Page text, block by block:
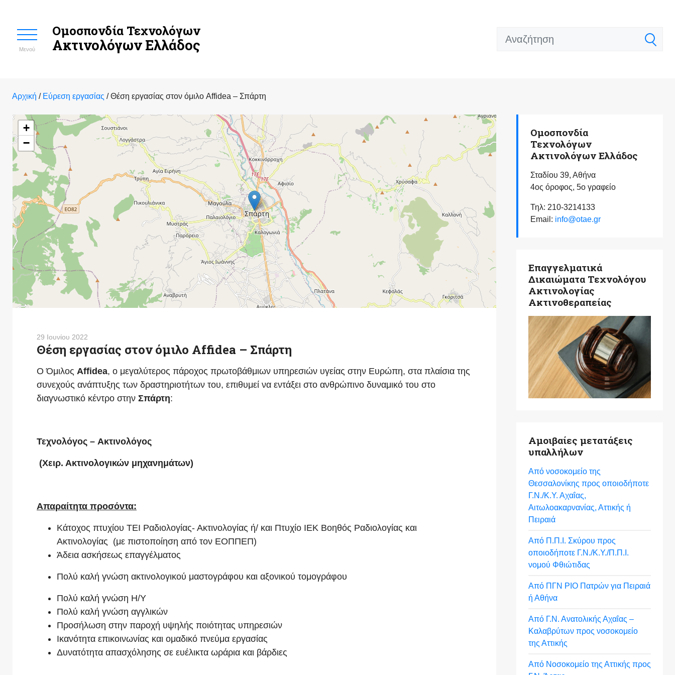
Μενού
Ομοσπονδία Τεχνολόγων
Ακτινολόγων Ελλάδος
Αρχική / Εύρεση εργασίας /Θέση εργασίας στον όμιλο Affidea – Σπάρτη
+
−
29 Ιουνίου 2022
Θέση εργασίας στον όμιλο Affidea – Σπάρτη
O Όμιλος Affidea, o μεγαλύτερος πάροχος πρωτοβάθμιων υπηρεσιών υγείας στην Ευρώπη, στα πλαίσια της
συνεχούς ανάπτυξης των δραστηριοτήτων του, επιθυμεί να εντάξει στο ανθρώπινο δυναμικό του στο
διαγνωστικό κέντρο στην Σπάρτη:
Τεχνολόγος – Aκτινολόγος
(Χειρ. Ακτινολογικών μηχανημάτων)
Απαραίτητα προσόντα:
Κάτοχος πτυχίου ΤΕΙ Ραδιολογίας- Ακτινολογίας ή/ και Πτυχίο ΙΕΚ Βοηθός Ραδιολογίας και
Ακτινολογίας (με πιστοποίηση από τον ΕΟΠΠΕΠ)
Άδεια ασκήσεως επαγγέλματος
Πολύ καλή γνώση ακτινολογικού μαστογράφου και αξονικού τομογράφου
Πολύ καλή γνώση Η/Υ
Πολύ καλή γνώση αγγλικών
Προσήλωση στην παροχή υψηλής ποιότητας υπηρεσιών
Ικανότητα επικοινωνίας και ομαδικό πνεύμα εργασίας
Δυνατότητα απασχόλησης σε ευέλικτα ωράρια και βάρδιες
Ομοσπονδία
Τεχνολόγων
Ακτινολόγων Ελλάδος
Σταδίου 39, Αθήνα
4ος όροφος, 5ο γραφείο
Τηλ: 210-3214133
Email: info@otae.gr
Επαγγελματικά
Δικαιώματα Τεχνολόγου
Ακτινολογίας
Ακτινοθεραπείας
Αμοιβαίες μετατάξεις
υπαλλήλων
Από νοσοκομείο της
Θεσσαλονίκης προς οποιοδήποτε
Γ.Ν./Κ.Υ. Αχαΐας,
Αιτωλοακαρνανίας, Αττικής ή
Πειραιά
Από Π.Π.Ι. Σκύρου προς
οποιοδήποτε Γ.Ν./Κ.Υ./Π.Π.Ι.
νομού Φθιώτιδας
Από ΠΓΝ ΡΙΟ Πατρών για Πειραιά
ή Αθήνα
Από Γ.Ν. Ανατολικής Αχαΐας –
Καλαβρύτων προς νοσοκομείο
της Αττικής
Από Νοσοκομείο της Αττικής προς